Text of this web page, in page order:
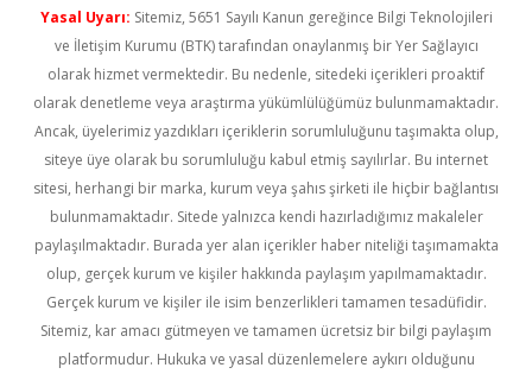
Yasal Uyarı: Sitemiz, 5651 Sayılı Kanun gereğince Bilgi Teknolojileri
ve İletişim Kurumu (BTK) tarafından onaylanmış bir Yer Sağlayıcı
olarak hizmet vermektedir. Bu nedenle, sitedeki içerikleri proaktif
olarak denetleme veya araştırma yükümlülüğümüz bulunmamaktadır.
Ancak, üyelerimiz yazdıkları içeriklerin sorumluluğunu taşımakta olup,
siteye üye olarak bu sorumluluğu kabul etmiş sayılırlar. Bu internet
sitesi, herhangi bir marka, kurum veya şahıs şirketi ile hiçbir bağlantısı
bulunmamaktadır. Sitede yalnızca kendi hazırladığımız makaleler
paylaşılmaktadır. Burada yer alan içerikler haber niteliği taşımamakta
olup, gerçek kurum ve kişiler hakkında paylaşım yapılmamaktadır.
Gerçek kurum ve kişiler ile isim benzerlikleri tamamen tesadüfidir.
Sitemiz, kar amacı gütmeyen ve tamamen ücretsiz bir bilgi paylaşım
platformudur. Hukuka ve yasal düzenlemelere aykırı olduğunu